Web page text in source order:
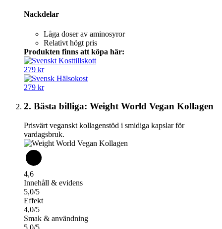
Nackdelar
Låga doser av aminosyror
Relativt högt pris
Produkten finns att köpa här:
279 kr
279 kr
2. Bästa billiga: Weight World Vegan Kollagen
Prisvärt veganskt kollagenstöd i smidiga kapslar för
vardagsbruk.
4,6
Innehåll & evidens
5,0/5
Effekt
4,0/5
Smak & användning